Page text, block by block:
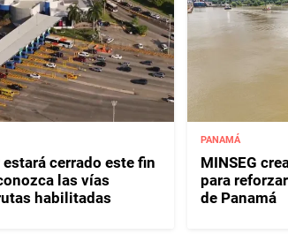
cerrado este fin
las vías
habilitadas
PANAMÁ
MINSEG
para
de Panamá